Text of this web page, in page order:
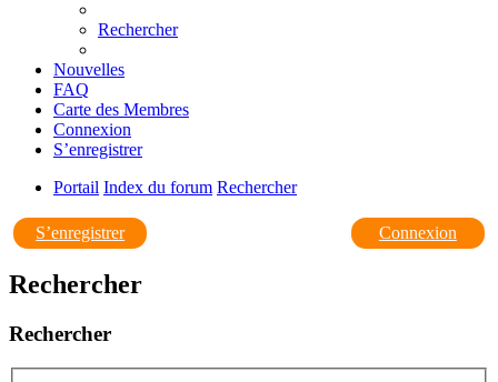
Rechercher
Nouvelles
FAQ
Carte des Membres
Connexion
S’enregistrer
Portail Index du forum Rechercher
S’enregistrer Connexion
Rechercher
Rechercher